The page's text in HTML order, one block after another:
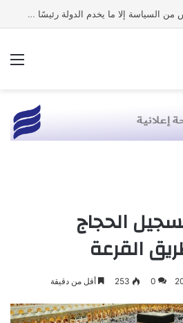
الشيخ الفخامة: لن أمارس من السياسة إلا ما يخدم الدولة رئيسًا وحكومةً وشعبًا
الحجاج
القرعة
0
253 أقل من دقيقة